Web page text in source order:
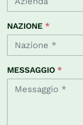
NAZIONE *
MESSAGGIO *